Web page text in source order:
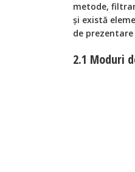
metode,
şi există
de
2.1 Moduri